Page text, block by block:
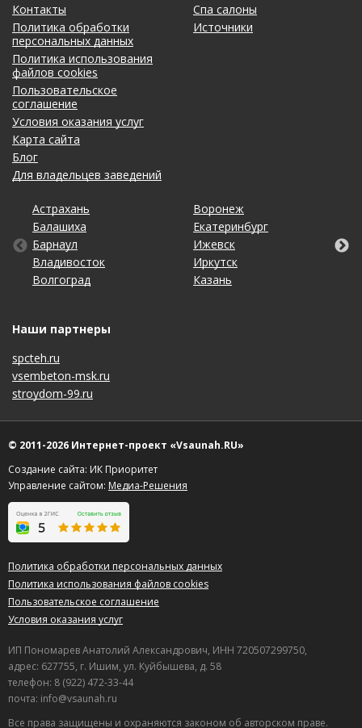
Контакты
Политика обработки
персональных данных
Политика использования
файлов cookies
Пользовательское
соглашение
Условия оказания услуг
Карта сайта
Блог
Для владельцев заведений
Спа салоны
Источники
Астрахань
Балашиха
Барнаул
Владивосток
Волгоград
Воронеж
Екатеринбург
Ижевск
Иркутск
Казань
Калининград
Кемерово
Киров
Краснодар
Красноярск
Липецк
Махачкала
Набережные Челны
Нижний Новгород
Новосибирск
Омск
Оренбург
Пенза
Пермь
Ростов-на-Дону
Рязань
Самара
Санкт-Петербург
Саратов
Ставрополь
Тольятти
Томск
Тула
Тюмень
Ульяновск
Уфа
Хабаровск
Чебоксары
Челябинск
Ярославль
Наши партнеры
spcteh.ru
vsembeton-msk.ru
stroydom-99.ru
© 2011-2026 Интернет-проект «Vsaunah.RU»
Создание сайта: ИК Приоритет
Управление сайтом: Медиа-Решения
Политика обработки персональных данных
Политика использования файлов cookies
Пользовательское соглашение
Условия оказания услуг
ИП Пономарев Анатолий Александрович, ИНН 720507299750,
адрес: 627755, г. Ишим, ул. Куйбышева, д. 58
телефон: 8 (922) 472-33-44
почта: info@vsaunah.ru
Все права защищены и охраняются законом об авторском праве.